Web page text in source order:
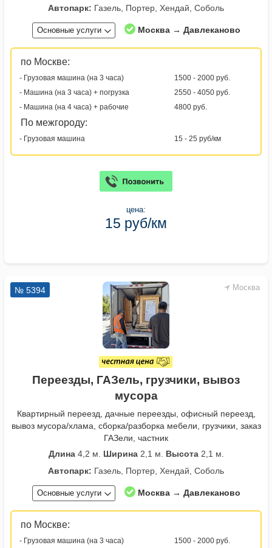
Автопарк: Газель, Портер, Хендай, Соболь
Основные услуги Москва → Давлеканово
по Москве:
- Грузовая машина (на 3 часа)
1500 - 2000 руб.
- Машина (на 3 часа) + погрузка
2550 - 4050 руб.
- Машина (на 4 часа) + рабочие
4800 руб.
По межгороду:
- Грузовая машина 15 - 25 руб/км
цена:
15 руб/км
Москва
№ 5394
Переезды, ГАЗель, грузчики, вывоз
мусора
Квартирный переезд, дачные переезды, офисный переезд,
вывоз мусора/хлама, сборка/разборка мебели, грузчики, заказ
ГАЗели, частник
Длина4,2 м. Ширина2,1 м. Высота2,1 м.
Автопарк: Газель, Портер, Хендай, Соболь
Основные услуги Москва → Давлеканово
по Москве:
- Грузовая машина (на 3 часа)
1500 - 2000 руб.